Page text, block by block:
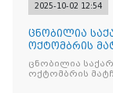
2025-10-02 12:54
ცნობილია
ოქტომბრის
ცნობილია
ოქტომბრის